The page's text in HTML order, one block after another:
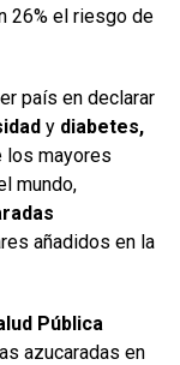
26% el riesgo de
país en declarar
y diabetes,
los mayores
mundo,
añadidos en la
Pública
azucaradas en